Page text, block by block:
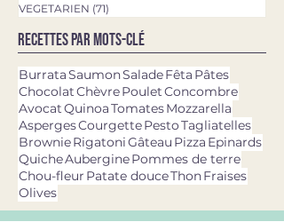
VEGETARIEN (71)
Recettes par mots-clé
BurrataSaumonSaladeFêta Pâtes
ChocolatChèvrePouletConcombre
AvocatQuinoaTomatesMozzarella
AspergesCourgettePestoTagliatelles
BrownieRigatoniGâteau Pizza Epinards
QuicheAuberginePommes de terre
Chou-fleur Patate douceThonFraises
Olives